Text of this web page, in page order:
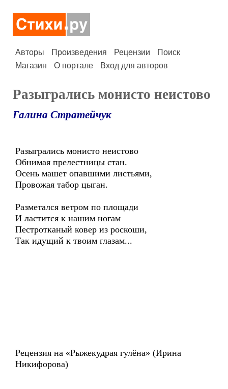
Авторы Произведения Рецензии
Поиск
Магазин
О портале Вход для авторов
Разыгрались монисто неистово
Галина Стратейчук
Разыгрались монисто неистово
Обнимая прелестницы стан.
Осень машет опавшими листьями,
Провожая табор цыган.
Разметался ветром по площади
И ластится к нашим ногам
Пестротканый ковер из роскоши,
Так идущий к твоим глазам...
Рецензия на «Рыжекудрая гулёна» (Ирина
Никифорова)